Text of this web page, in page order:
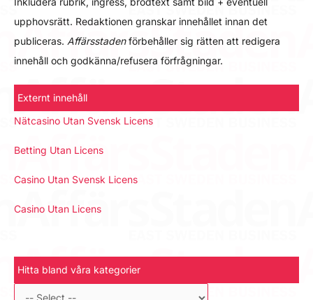
upphovsrätt. Redaktionen granskar innehållet innan det
publiceras. Affärsstadenförbehåller sig rätten att redigera
innehåll och godkänna/refusera förfrågningar.
Externt innehåll
Nätcasino Utan Svensk Licens
Betting Utan Licens
Casino Utan Svensk Licens
Casino Utan Licens
Hitta bland våra kategorier